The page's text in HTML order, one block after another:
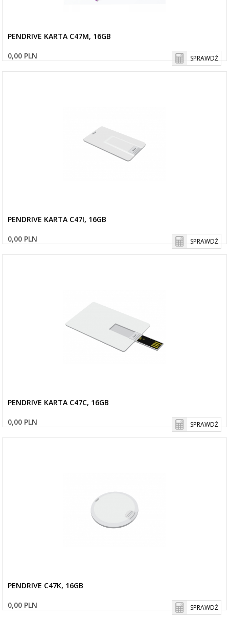
PENDRIVE KARTA C47M, 16GB
0,00 PLN
SPRAWDŹ
PENDRIVE KARTA C47I, 16GB
0,00 PLN
SPRAWDŹ
PENDRIVE KARTA C47C, 16GB
0,00 PLN
SPRAWDŹ
PENDRIVE C47K, 16GB
0,00 PLN
SPRAWDŹ